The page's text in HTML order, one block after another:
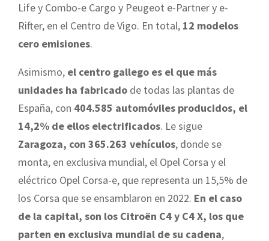
Life y Combo-e Cargo y Peugeot e-Partner y e-
Rifter, en el Centro de Vigo. En total, 12 modelos
cero emisiones.
Asimismo, el centro gallego es el que más
unidades ha fabricado de todas las plantas de
España, con 404.585 automóviles producidos, el
14,2% de ellos electrificados. Le sigue
Zaragoza, con 365.263 vehículos, donde se
monta, en exclusiva mundial, el Opel Corsa y el
eléctrico Opel Corsa-e, que representa un 15,5% de
los Corsa que se ensamblaron en 2022. En el caso
de la capital, son los Citroën C4 y C4 X, los que
parten en exclusiva mundial de su cadena,